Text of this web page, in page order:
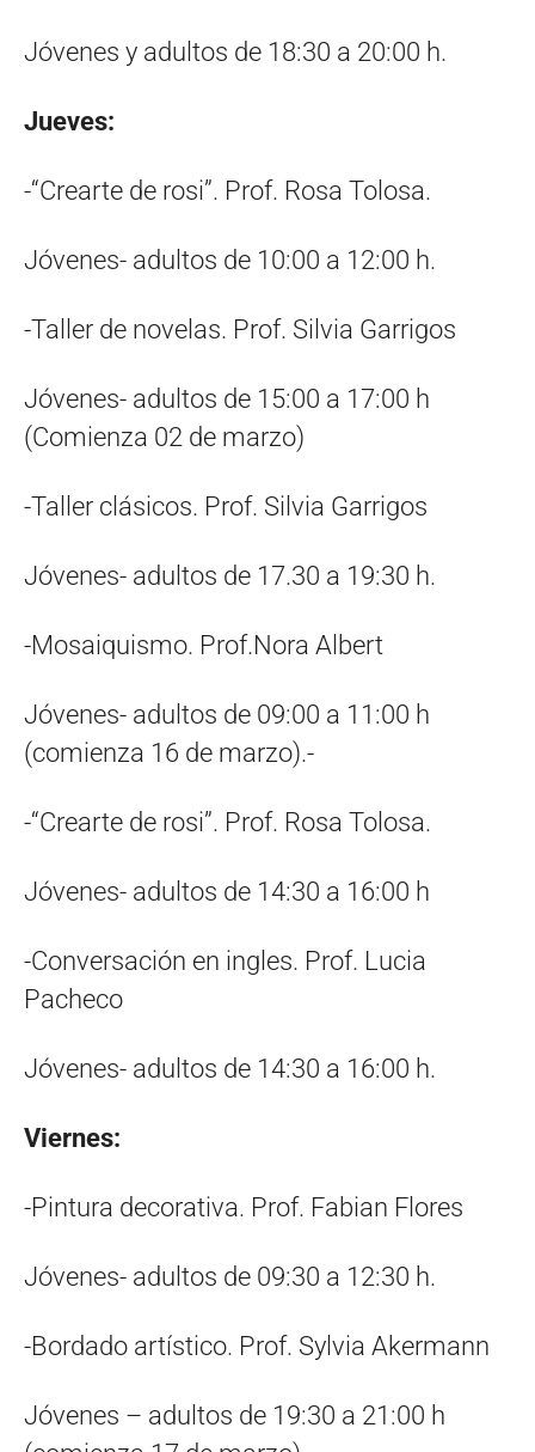
Jóvenes y adultos de 18:30 a 20:00 h.
Jueves:
-“Crearte de rosi”. Prof. Rosa Tolosa.
Jóvenes- adultos de 10:00 a 12:00 h.
-Taller de novelas. Prof. Silvia Garrigos
Jóvenes- adultos de 15:00 a 17:00 h
(Comienza 02 de marzo)
-Taller clásicos. Prof. Silvia Garrigos
Jóvenes- adultos de 17.30 a 19:30 h.
-Mosaiquismo. Prof.Nora Albert
Jóvenes- adultos de 09:00 a 11:00 h
(comienza 16 de marzo).-
-“Crearte de rosi”. Prof. Rosa Tolosa.
Jóvenes- adultos de 14:30 a 16:00 h
-Conversación en ingles. Prof. Lucia
Pacheco
Jóvenes- adultos de 14:30 a 16:00 h.
Viernes:
-Pintura decorativa. Prof. Fabian Flores
Jóvenes- adultos de 09:30 a 12:30 h.
-Bordado artístico. Prof. Sylvia Akermann
Jóvenes – adultos de 19:30 a 21:00 h